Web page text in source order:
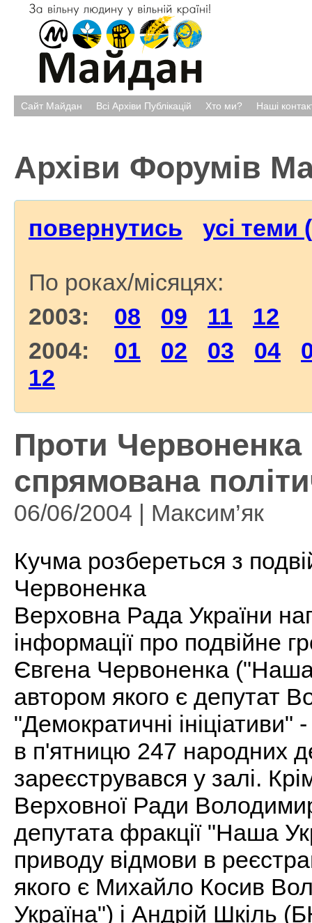
Сайт Майдан Всі Архіви Публікацій Хто ми? Наші
Архіви Форумів
повернутись усі теми
По роках/місяцях:
2003: 08 09 11
12
2004: 01 02 03 04
12
Проти
спрямована
06/06/2004 | Максим’як
Кучма розбереться з
Червоненка
Верховна Рада України
інформації про подвійне
Євгена Червоненка ("Наша
автором якого є депутат
"Демократичні
в п'ятницю 247 народних
зареєструвався у залі.
Верховної Ради
депутата фракції "Наша
приводу відмови в
якого є Михайло Косив
Україна") і Андрій Шкіль